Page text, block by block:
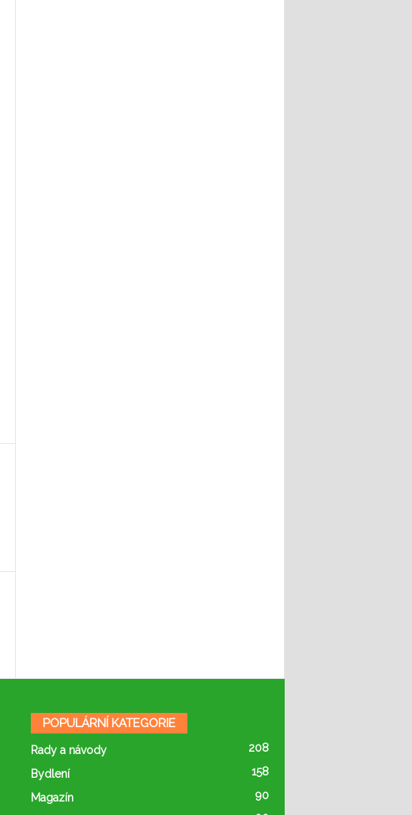
POPULÁRNÍ KATEGORIE
Rady a návody 208
Bydlení 158
Magazín
90